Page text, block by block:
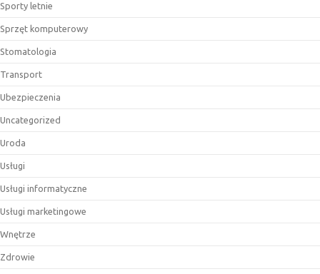
Sporty letnie
Sprzęt komputerowy
Stomatologia
Transport
Ubezpieczenia
Uncategorized
Uroda
Usługi
Usługi informatyczne
Usługi marketingowe
Wnętrze
Zdrowie